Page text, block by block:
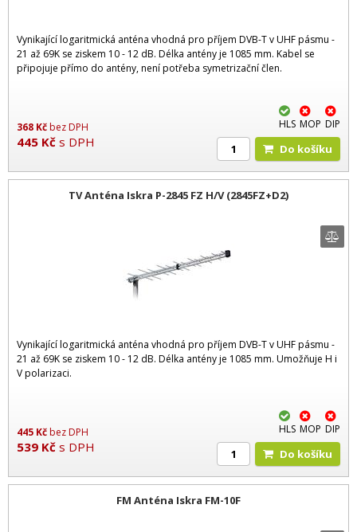
Vynikající logaritmická anténa vhodná pro příjem DVB-T v UHF pásmu -
21 až 69K se ziskem 10 - 12 dB. Délka antény je 1085 mm. Kabel se
připojuje přímo do antény, není potřeba symetrizační člen.
368 Kčbez DPH
445 Kč s DPH
HLS MOP DIP
Do košíku
TV Anténa Iskra P-2845 FZ H/V (2845FZ+D2)
Vynikající logaritmická anténa vhodná pro příjem DVB-T v UHF pásmu -
21 až 69K se ziskem 10 - 12 dB. Délka antény je 1085 mm. Umožňuje H i
V polarizaci.
445 Kčbez DPH
539 Kč s DPH
HLS MOP DIP
Do košíku
FM Anténa Iskra FM-10F